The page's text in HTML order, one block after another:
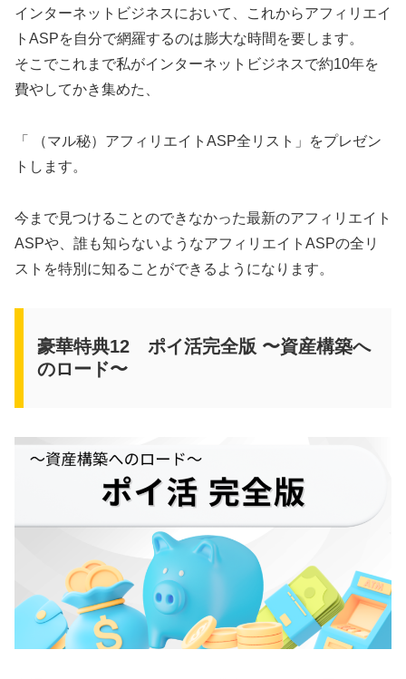
インターネットビジネスにおいて、これからアフィリエイ
トASPを自分で網羅するのは膨大な時間を要します。
そこでこれまで私がインターネットビジネスで約10年を
費やしてかき集めた、
「 （マル秘）アフィリエイトASP全リスト」をプレゼン
トします。
今まで見つけることのできなかった最新のアフィリエイト
ASPや、誰も知らないようなアフィリエイトASPの全リ
ストを特別に知ることができるようになります。
豪華特典12 ポイ活完全版 〜資産構築へ
のロード〜